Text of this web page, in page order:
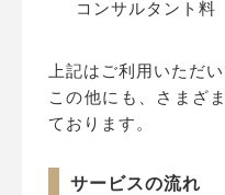
コンサルタント料
上記はご利用いただ
この他にも、さまざ
ております。
サービスの流れ